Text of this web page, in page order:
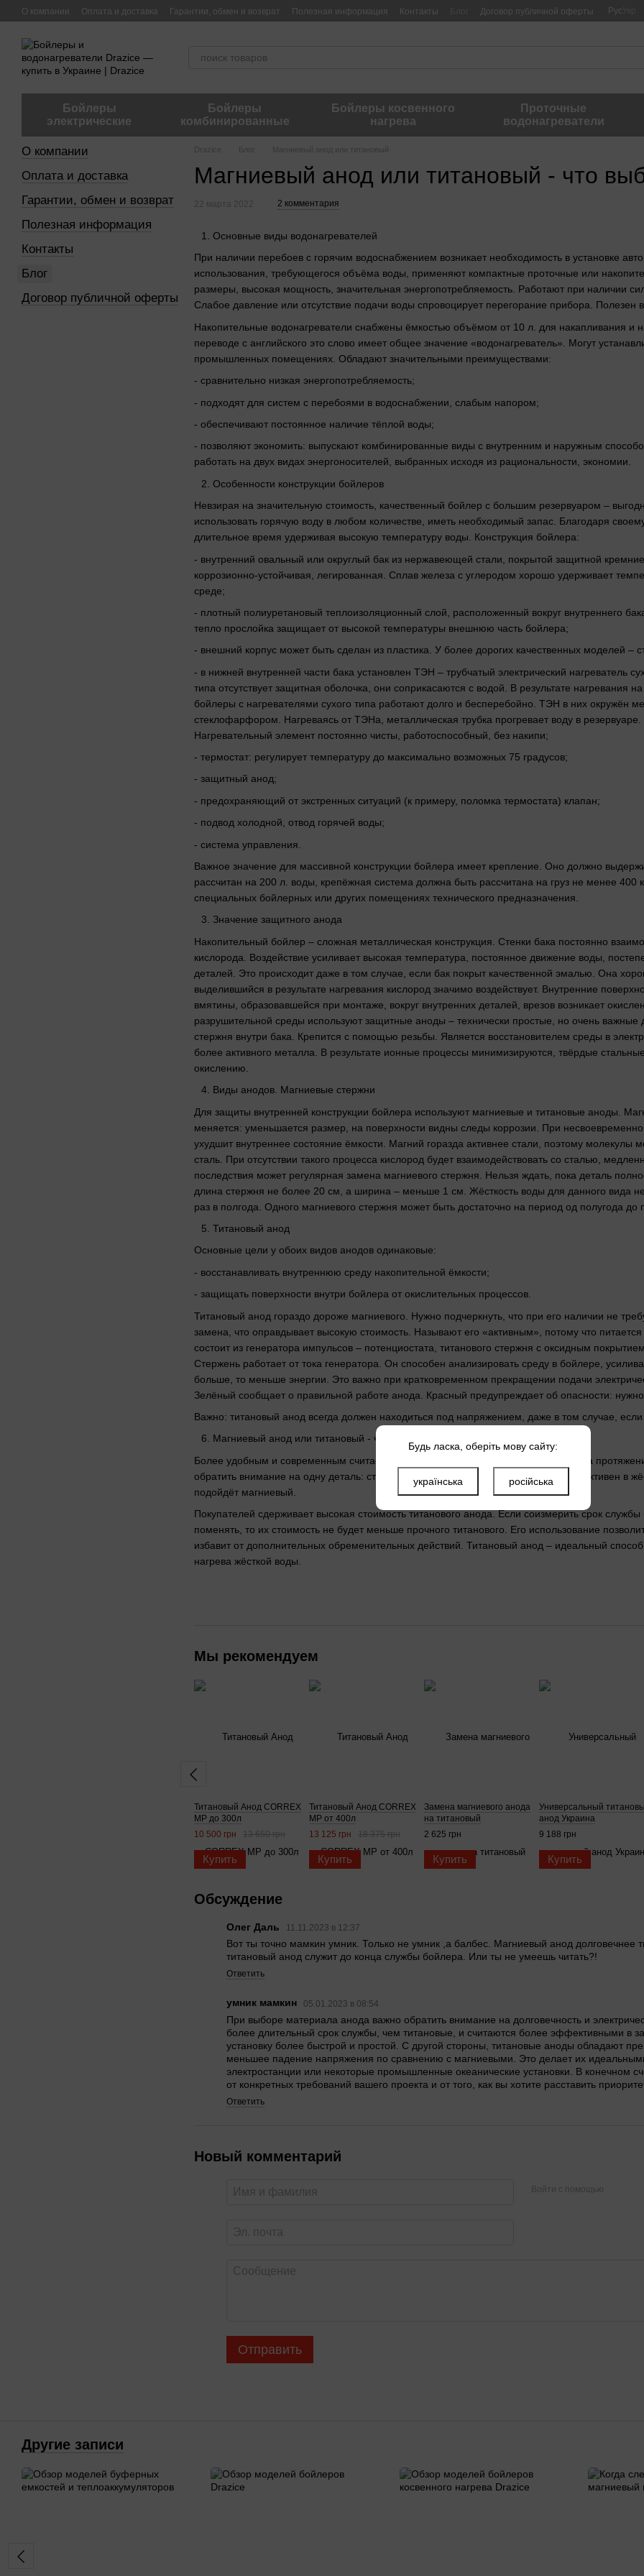
Перейти к основному контенту
О компании Оплата и доставка Гарантии, обмен и возврат Полезная информация Контакты Договор публичной оферты Рус
Бойлеры
электрические
Бойлеры
комбинированные
Бойлеры косвенного
нагрева
Проточные
водонагреватели
Drazice Блог Магниевый анод или титановый
Магниевый анод или титановый - что
22 марта 2022 2 комментария
Основные виды водонагревателей
При наличии перебоев с горячим водоснабжением возникает необходимость в установке
использования, требующегося объёма воды, применяют компактные проточные или
размеры, высокая мощность, значительная энергопотребляемость. Работают при наличии
Слабое давление или отсутствие подачи воды спровоцирует перегорание прибора.
Накопительные водонагреватели снабжены ёмкостью объёмом от 10 л. для накапливания и
переводе с английского это слово имеет общее значение «водонагреватель». Могут
промышленных помещениях. Обладают значительными преимуществами:
- сравнительно низкая энергопотребляемость;
- подходят для систем с перебоями в водоснабжении, слабым напором;
- обеспечивают постоянное наличие тёплой воды;
- позволяют экономить: выпускают комбинированные виды с внутренним и наружным
работать на двух видах энергоносителей, выбранных исходя из рациональности, экономии.
Особенности конструкции бойлеров
Невзирая на значительную стоимость, качественный бойлер с большим резервуаром –
использовать горячую воду в любом количестве, иметь необходимый запас. Благодаря
длительное время удерживая высокую температуру воды. Конструкция бойлера:
- внутренний овальный или округлый бак из нержавеющей стали, покрытой защитной
коррозионно-устойчивая, легированная. Сплав железа с углеродом хорошо удерживает
среде;
- плотный полиуретановый теплоизоляционный слой, расположенный вокруг внутреннего
тепло прослойка защищает от высокой температуры внешнюю часть бойлера;
- внешний корпус может быть сделан из пластика. У более дорогих качественных моделей –
- в нижней внутренней части бака установлен ТЭН – трубчатый электрический нагреватель
типа отсутствует защитная оболочка, они соприкасаются с водой. В результате нагревания
бойлеры с нагревателями сухого типа работают долго и бесперебойно. ТЭН в них окружён
стеклофарфором. Нагреваясь от ТЭНа, металлическая трубка прогревает воду в
Нагревательный элемент постоянно чисты, работоспособный, без накипи;
- термостат: регулирует температуру до максимально возможных 75 градусов;
- защитный анод;
- предохраняющий от экстренных ситуаций (к примеру, поломка термостата) клапан;
- подвод холодной, отвод горячей воды;
- система управления.
Важное значение для массивной конструкции бойлера имеет крепление. Оно должно
рассчитан на 200 л. воды, крепёжная система должна быть рассчитана на груз не менее
специальных бойлерных или других помещениях технического предназначения.
Значение защитного анода
Накопительный бойлер – сложная металлическая конструкция. Стенки бака постоянно
кислорода. Воздействие усиливает высокая температура, постоянное движение воды,
деталей. Это происходит даже в том случае, если бак покрыт качественной эмалью. Она
выделившийся в результате нагревания кислород значимо воздействует. Внутренние
вмятины, образовавшейся при монтаже, вокруг внутренних деталей, врезов возникает
разрушительной среды используют защитные аноды – технически простые, но очень
стержня внутри бака. Крепится с помощью резьбы. Является восстановителем среды в
более активного металла. В результате ионные процессы минимизируются, твёрдые
окислению.
Виды анодов. Магниевые стержни
Для защиты внутренней конструкции бойлера используют магниевые и титановые аноды.
меняется: уменьшается размер, на поверхности видны следы коррозии. При
ухудшит внутреннее состояние ёмкости. Магний горазда активнее стали, поэтому
сталь. При отсутствии такого процесса кислород будет взаимодействовать со сталью,
последствия может регулярная замена магниевого стержня. Нельзя ждать, пока деталь
длина стержня не более 20 см, а ширина – меньше 1 см. Жёсткость воды для данного вида
раз в полгода. Одного магниевого стержня может быть достаточно на период од полугода до
Титановый анод
Основные цели у обоих видов анодов одинаковые:
- восстанавливать внутреннюю среду накопительной ёмкости;
- защищать поверхности внутри бойлера от окислительных процессов.
Титановый анод гораздо дороже магниевого. Нужно подчеркнуть, что при его наличии не
замена, что оправдывает высокую стоимость. Называют его «активным», потому что
состоит из генератора импульсов – потенциостата, титанового стержня с оксидным
Стержень работает от тока генератора. Он способен анализировать среду в бойлере,
больше, то меньше энергии. Это важно при кратковременном прекращении подачи
Зелёный сообщает о правильной работе анода. Красный предупреждает об опасности:
Важно: титановый анод всегда должен находиться под напряжением, даже в том случае,
Магниевый анод или титановый - что выбрать?
Более удобным и современным считается титановый анод. Его не нужно менять на
обратить внимание на одну деталь: стержень с титановым покрытием более эффективен в
подойдёт магниевый.
Покупателей сдерживает высокая стоимость титанового анода. Если соизмерить срок
поменять, то их стоимость не будет меньше прочного титанового. Его использование
избавит от дополнительных обременительных действий. Титановый анод – идеальный
нагрева жёсткой воды.
Мы рекомендуем
Титановый Анод CORREX
MP до 300л
10 500 грн
13 650 грн
Купить
Титановый Анод CORREX
MP от 400л
13 125 грн
18 375 грн
Купить
Замена магниевого анода
на титановый
2 625 грн
Купить
Универсальный
анод Украина
9 188 грн
Купить
Обсуждение
Олег Даль 11.11.2023 в 12:37
Вот ты точно мамкин умник. Только не умник ,а балбес. Магниевый анод долговечнее
титановый анод служит до конца службы бойлера. Или ты не умеешь читать?!
Ответить
умник мамкин 05.01.2023 в 08:54
При выборе материала анода важно обратить внимание на долговечность и
более длительный срок службы, чем титановые, и считаются более эффективными в
установку более быстрой и простой. С другой стороны, титановые аноды обладают
меньшее падение напряжения по сравнению с магниевыми. Это делает их
электростанции или некоторые промышленные океанические установки. В конечном
от конкретных требований вашего проекта и от того, как вы хотите расставить
Ответить
Новый комментарий
Войти с помощью
Отправить
О компании
Оплата и доставка
Гарантии, обмен и возврат
Полезная информация
Контакты
Блог
Договор публичной оферты
Другие записи
Будь ласка, оберіть мову сайту:
українська російська